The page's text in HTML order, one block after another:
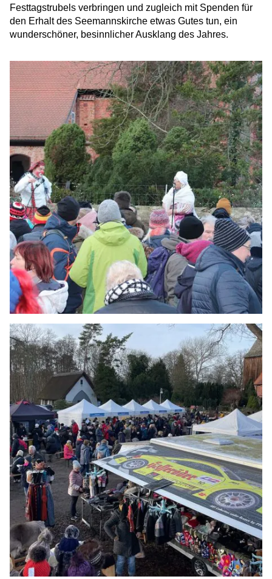
Festtagstrubels verbringen und zugleich mit Spenden für
den Erhalt des Seemannskirche etwas Gutes tun, ein
wunderschöner, besinnlicher Ausklang des Jahres.